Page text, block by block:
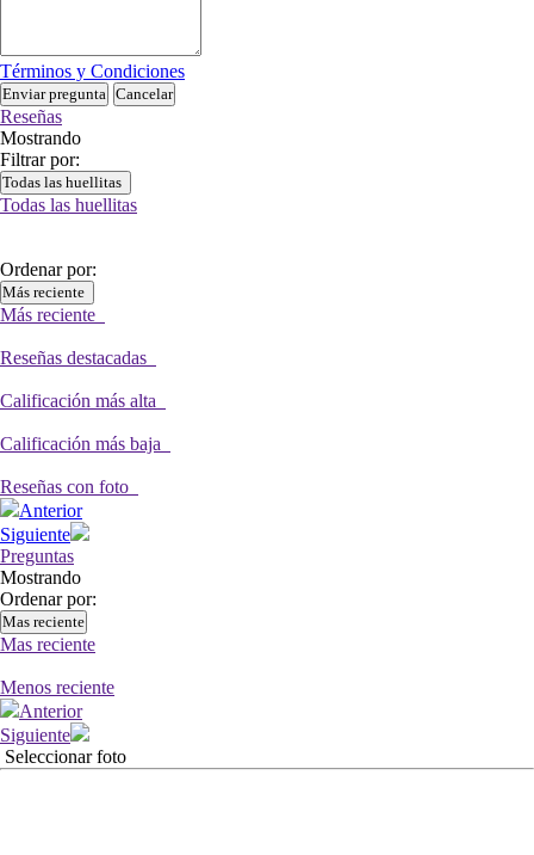
Términos y Condiciones
Enviar pregunta Cancelar
Reseñas
Mostrando
Filtrar por:
Todas las huellitas
Todas las huellitas
Ordenar por:
Más reciente
Más reciente
Reseñas destacadas
Calificación más alta
Calificación más baja
Reseñas con foto
Anterior
Siguiente
Preguntas
Mostrando
Ordenar por:
Mas reciente
Mas reciente
Menos reciente
Anterior
Siguiente
Seleccionar foto